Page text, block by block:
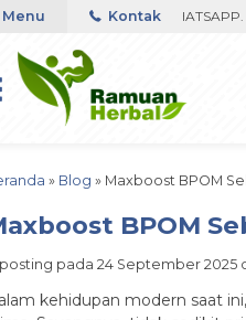
ORDER VIA WHATSAPP.
Menu Kontak
» Blog » Maxboost BPOM
BPOM
pada 24 September 2025
kehidupan modern saat